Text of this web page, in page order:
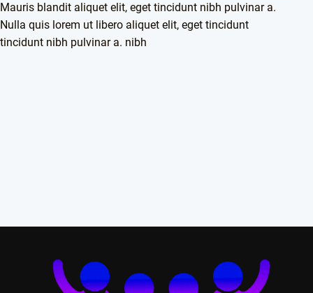
Mauris blandit aliquet elit, eget tincidunt nibh pulvinar a.
Nulla quis lorem ut libero aliquet elit, eget tincidunt
tincidunt nibh pulvinar a. nibh